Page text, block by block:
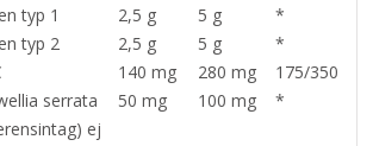
typ 1
2,5 g 5 g
*
typ 2
2,5 g 5 g
*
140 mg 280 mg
175/350
serrata
50 mg 100 mg
*
ej